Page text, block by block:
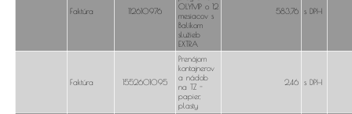
Faktúra 112610976
OLYMP o 12
mesiacov s
Balíkom
služieb
EXTRA
583,76 s DPH
Faktúra 1552601095
Prenájom
kontajnerov
a nádob
na TZ -
papier,
plasty
2,46 s DPH